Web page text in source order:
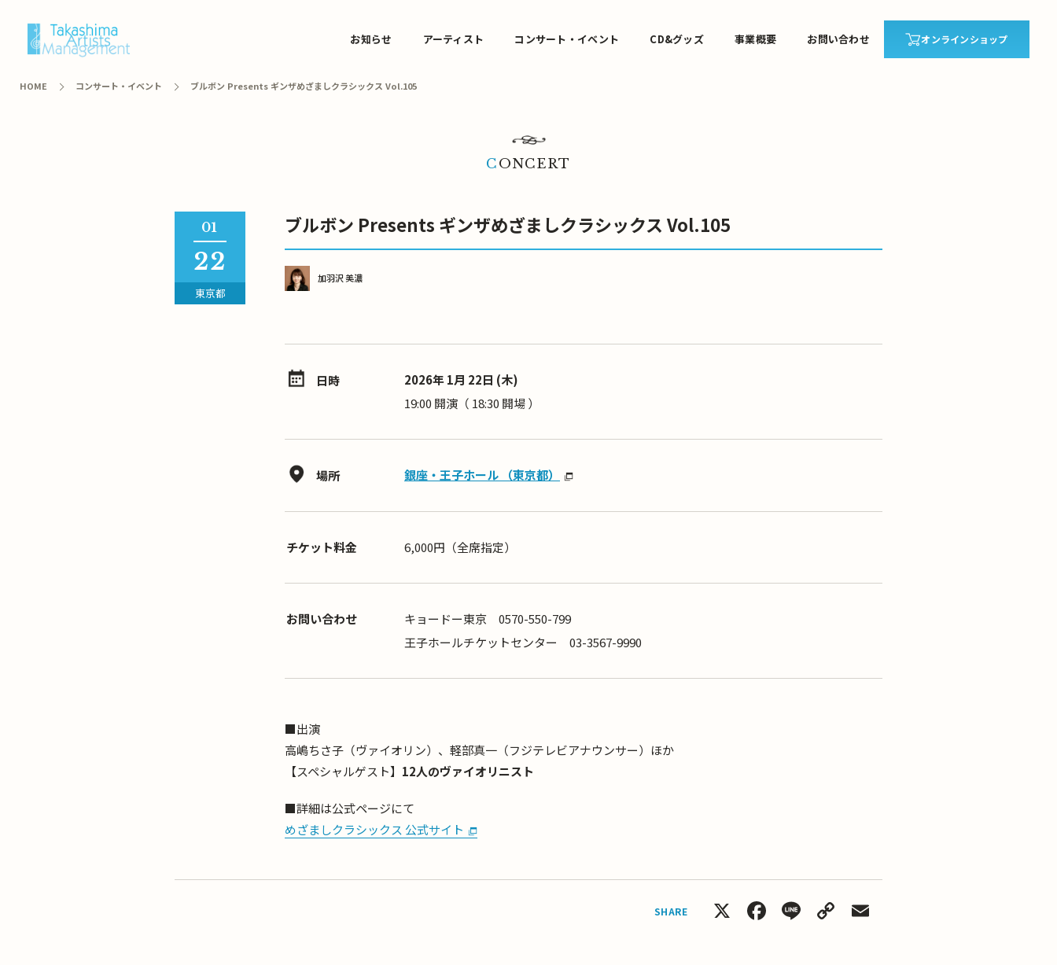
お知らせ アーティスト コンサート・イベント CD&グッズ 事業概要 お問い合わせ オンラインショップ
HOME コンサート・イベント ブルボン Presents ギンザめざましクラシックス Vol.105
CONCERT
ブルボン Presents ギンザめざましクラシックス Vol.105
加羽沢 美濃
01
22
東京都
日時
2026年 1月 22日 (木)
19:00 開演（ 18:30 開場 ）
場所 銀座・王子ホール （東京都）
チケット料金 6,000円（全席指定）
お問い合わせ
キョードー東京 0570-550-799
王子ホールチケットセンター 03-3567-9990
■出演
高嶋ちさ子（ヴァイオリン）、軽部真一（フジテレビアナウンサー）ほか
【スペシャルゲスト】 12人のヴァイオリニスト
■詳細は公式ページにて
めざましクラシックス 公式サイト
SHARE X Facebook
LineCopy